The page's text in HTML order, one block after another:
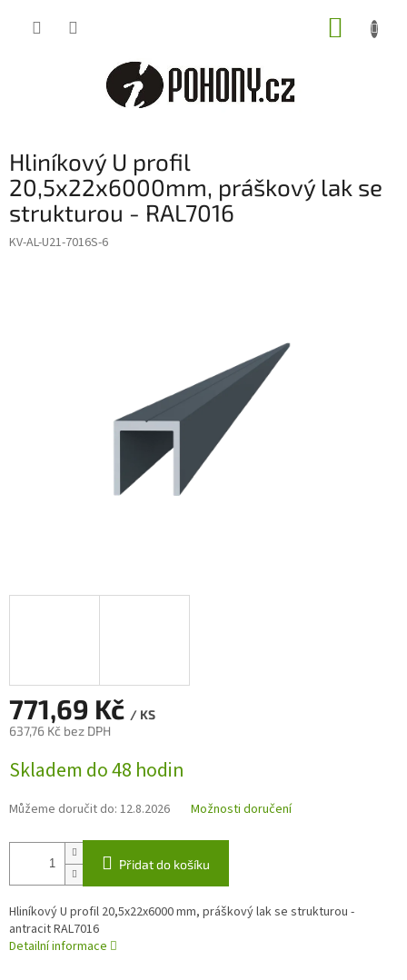
Hliníkový U profil
20,5x22x6000mm, práškový lak se
strukturou - RAL7016
KV-AL-U21-7016S-6
771,69 Kč / KS
637,76 Kč bez DPH
cena:
Skladem do 48 hodin
Můžeme doručit do: 12.8.2026 Možnosti doručení
Přidat do košíku
Hliníkový U profil 20,5x22x6000 mm, práškový lak se strukturou -
antracit RAL7016
Detailní informace